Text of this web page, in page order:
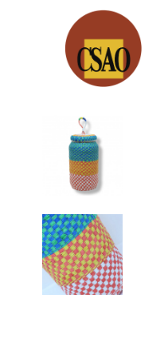
Arts de la table